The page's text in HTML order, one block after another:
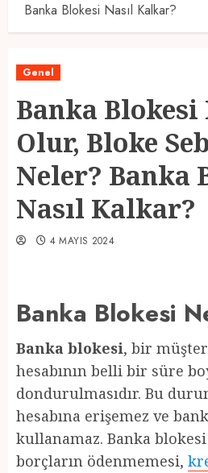
Banka Blokesi Nasıl Kalkar?
Genel
Banka Blokesi
Olur, Bloke
Neler? Banka
Nasıl Kalkar?
4 MAYIS 2024
Banka Blokesi
Banka blokesi, bir
hesabının belli bir süre
dondurulmasıdır. Bu
hesabına erişemez ve
kullanamaz. Banka
borçların ödenmemesi,